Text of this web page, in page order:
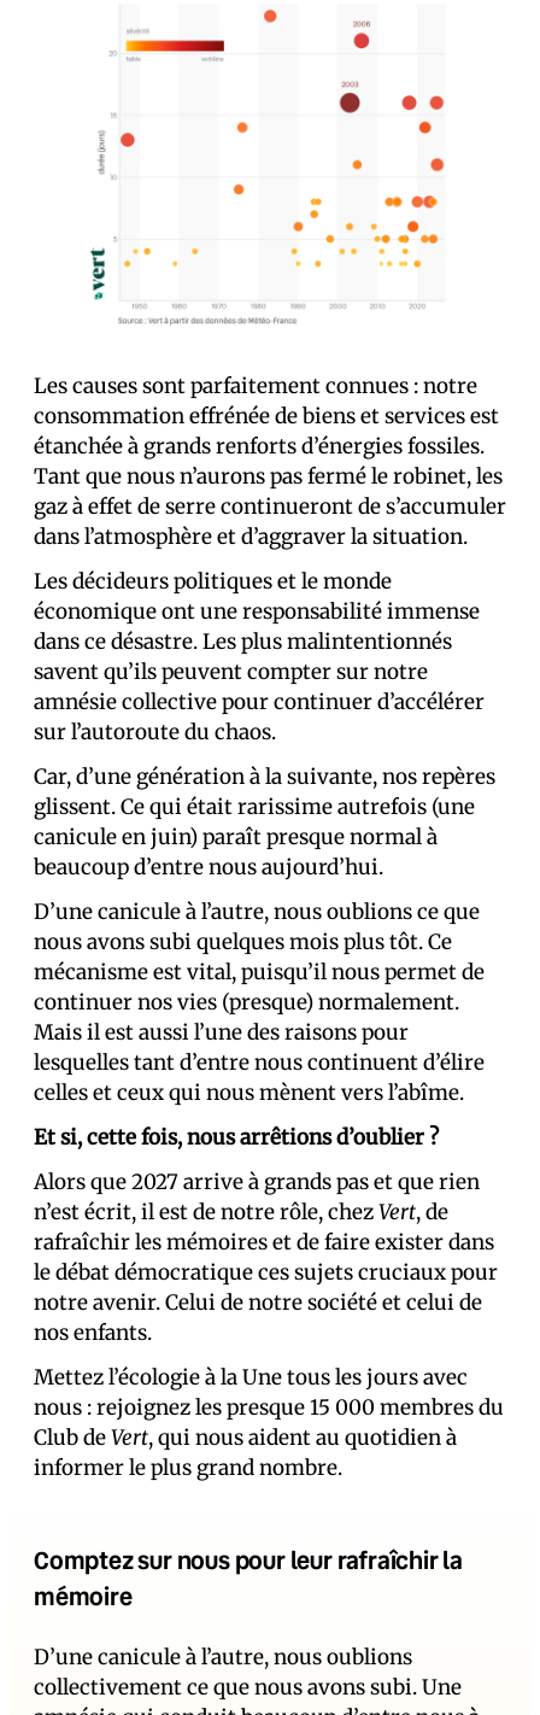
Les causes sont parfaitement connues : notre
consommation effrénée de biens et services est
étanchée à grands renforts d’énergies fossiles.
Tant que nous n’aurons pas fermé le robinet, les
gaz à effet de serre continueront de s’accumuler
dans l’atmosphère et d’aggraver la situation.
Les décideurs politiques et le monde
économique ont une responsabilité immense
dans ce désastre. Les plus malintentionnés
savent qu’ils peuvent compter sur notre
amnésie collective pour continuer d’accélérer
sur l’autoroute du chaos.
Car, d’une génération à la suivante, nos repères
glissent. Ce qui était rarissime autrefois (une
canicule en juin) paraît presque normal à
beaucoup d’entre nous aujourd’hui.
D’une canicule à l’autre, nous oublions ce que
nous avons subi quelques mois plus tôt. Ce
mécanisme est vital, puisqu’il nous permet de
continuer nos vies (presque) normalement.
Mais il est aussi l’une des raisons pour
lesquelles tant d’entre nous continuent d’élire
celles et ceux qui nous mènent vers l’abîme.
Et si, cette fois, nous arrêtions d’oublier ?
Alors que 2027 arrive à grands pas et que rien
n’est écrit, il est de notre rôle, chezVert, de
rafraîchir les mémoires et de faire exister dans
le débat démocratique ces sujets cruciaux pour
notre avenir. Celui de notre société et celui de
nos enfants.
Mettez l’écologie à la Une tous les jours avec
nous : rejoignez les presque 15 000 membres du
Club deVert, qui nous aident au quotidien à
informer le plus grand nombre.
Comptez sur nous pour leur rafraîchir la
mémoire
D’une canicule à l’autre, nous oublions
collectivement ce que nous avons subi. Une